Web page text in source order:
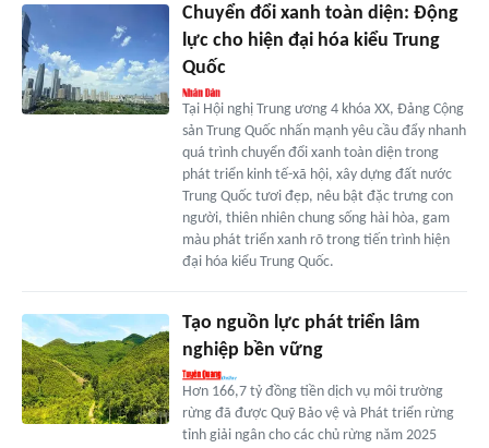
Chuyển đổi xanh toàn diện: Động
lực cho hiện đại hóa kiểu Trung
Quốc
Tại Hội nghị Trung ương 4 khóa XX, Đảng Cộng
sản Trung Quốc nhấn mạnh yêu cầu đẩy nhanh
quá trình chuyển đổi xanh toàn diện trong
phát triển kinh tế-xã hội, xây dựng đất nước
Trung Quốc tươi đẹp, nêu bật đặc trưng con
người, thiên nhiên chung sống hài hòa, gam
màu phát triển xanh rõ trong tiến trình hiện
đại hóa kiểu Trung Quốc.
Tạo nguồn lực phát triển lâm
nghiệp bền vững
Hơn 166,7 tỷ đồng tiền dịch vụ môi trường
rừng đã được Quỹ Bảo vệ và Phát triển rừng
tỉnh giải ngân cho các chủ rừng năm 2025